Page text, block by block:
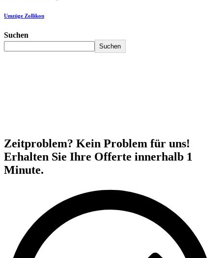
Umzüge Zollikon
Suchen
Suchen
Zeitproblem? Kein Problem für uns!
Erhalten Sie Ihre Offerte innerhalb 1
Minute.